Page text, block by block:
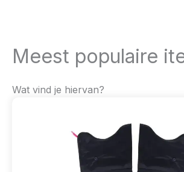
Meest populaire
Wat vind je hiervan?